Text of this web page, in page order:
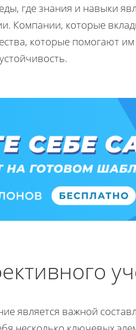
где знания и навыки
Компании, которые
которые помогают
является важной